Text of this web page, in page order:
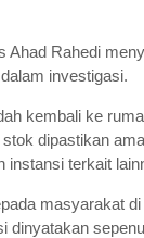
Rahedi
investigasi.
kembali ke
dipastikan
terkait
masyarakat
dinyatakan